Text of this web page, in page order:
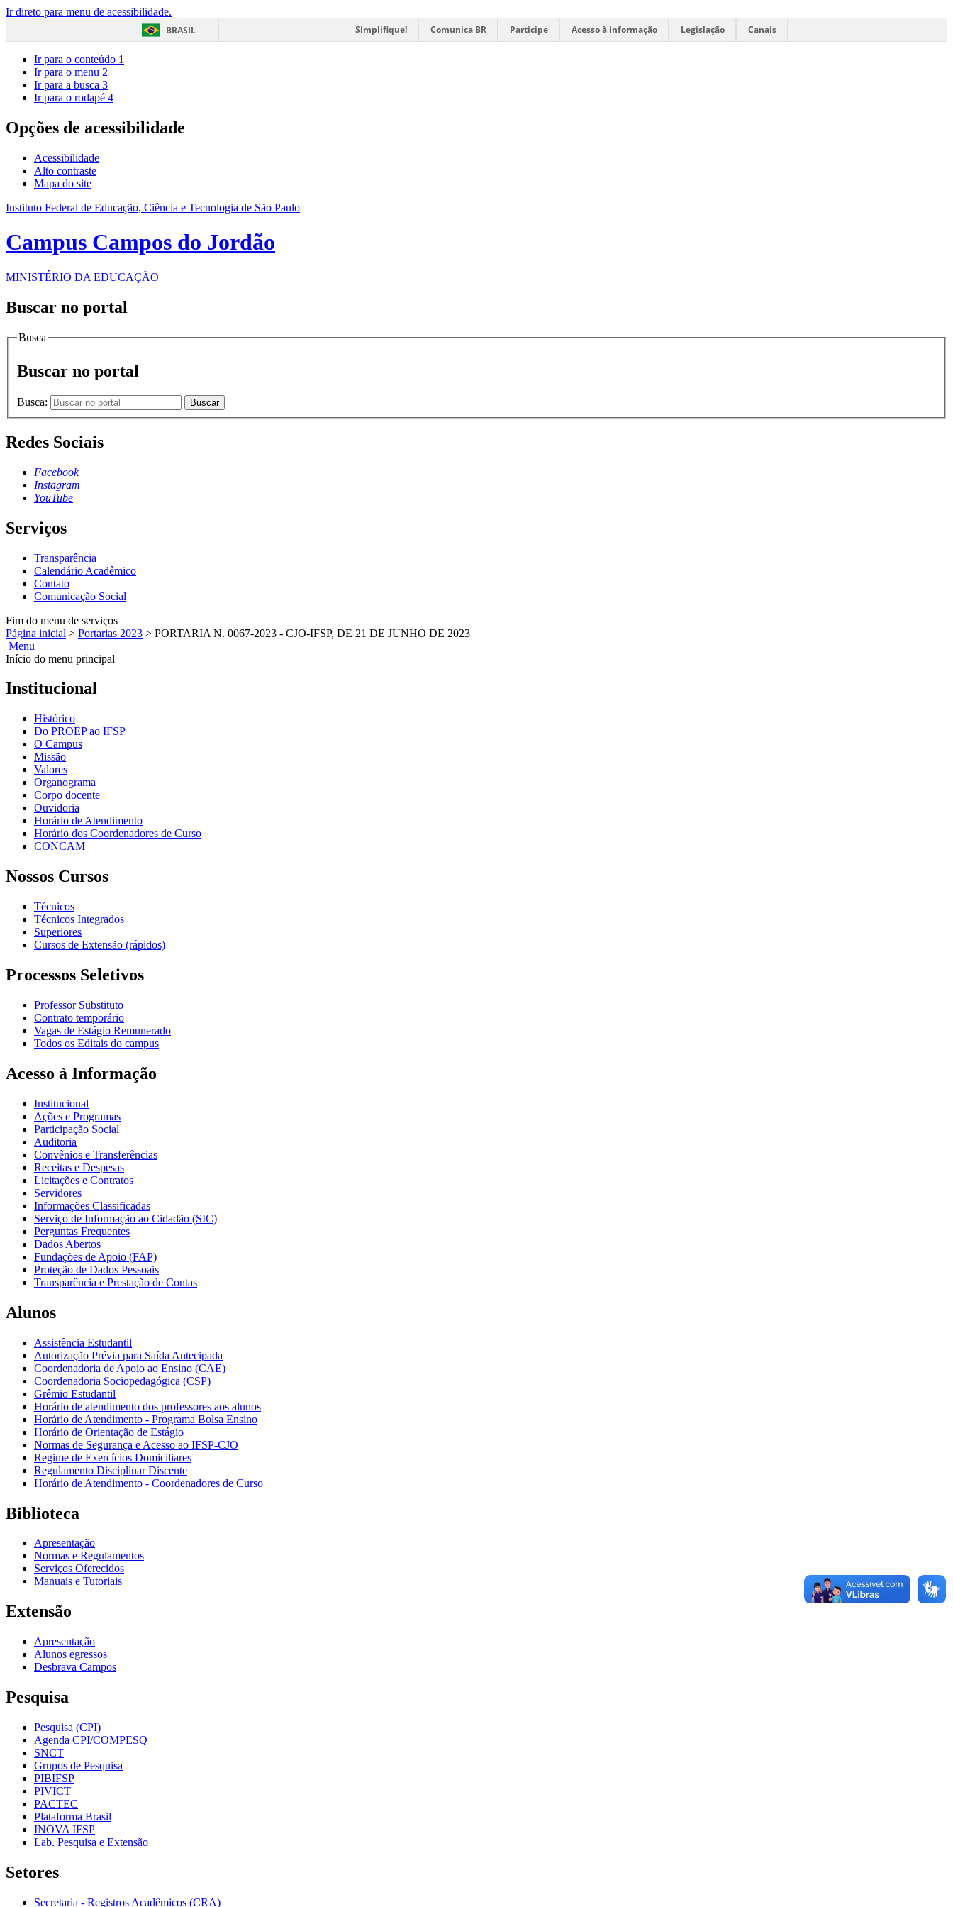
Ir direto para menu de acessibilidade.
BRASIL
Simplifique! Comunica BR Participe Acesso à informação Legislação Canais
Ir para o conteúdo 1
Ir para o menu 2
Ir para a busca 3
Ir para o rodapé 4
Opções de acessibilidade
Acessibilidade
Alto contraste
Mapa do site
Instituto Federal de Educação, Ciência e Tecnologia de São Paulo
Campus Campos do Jordão
MINISTÉRIO DA EDUCAÇÃO
Buscar no portal
Busca
Buscar no portal
Busca: Buscar
Redes Sociais
Facebook
Instagram
YouTube
Serviços
Transparência
Calendário Acadêmico
Contato
Comunicação Social
Fim do menu de serviços
Página inicial > Portarias 2023 > PORTARIA N. 0067-2023 - CJO-IFSP, DE 21 DE JUNHO DE 2023
Menu
Início do menu principal
Institucional
Histórico
Do PROEP ao IFSP
O Campus
Missão
Valores
Organograma
Corpo docente
Ouvidoria
Horário de Atendimento
Horário dos Coordenadores de Curso
CONCAM
Nossos Cursos
Técnicos
Técnicos Integrados
Superiores
Cursos de Extensão (rápidos)
Processos Seletivos
Professor Substituto
Contrato temporário
Vagas de Estágio Remunerado
Todos os Editais do campus
Acesso à Informação
Institucional
Ações e Programas
Participação Social
Auditoria
Convênios e Transferências
Receitas e Despesas
Licitações e Contratos
Servidores
Informações Classificadas
Serviço de Informação ao Cidadão (SIC)
Perguntas Frequentes
Dados Abertos
Fundações de Apoio (FAP)
Proteção de Dados Pessoais
Transparência e Prestação de Contas
Alunos
Assistência Estudantil
Autorização Prévia para Saída Antecipada
Coordenadoria de Apoio ao Ensino (CAE)
Coordenadoria Sociopedagógica (CSP)
Grêmio Estudantil
Horário de atendimento dos professores aos alunos
Horário de Atendimento - Programa Bolsa Ensino
Horário de Orientação de Estágio
Normas de Segurança e Acesso ao IFSP-CJO
Regime de Exercícios Domiciliares
Regulamento Disciplinar Discente
Horário de Atendimento - Coordenadores de Curso
Biblioteca
Apresentação
Normas e Regulamentos
Serviços Oferecidos
Manuais e Tutoriais
Extensão
Apresentação
Alunos egressos
Desbrava Campos
Pesquisa
Pesquisa (CPI)
Agenda CPI/COMPESQ
SNCT
Grupos de Pesquisa
PIBIFSP
PIVICT
PACTEC
Plataforma Brasil
INOVA IFSP
Lab. Pesquisa e Extensão
Setores
Secretaria - Registros Acadêmicos (CRA)